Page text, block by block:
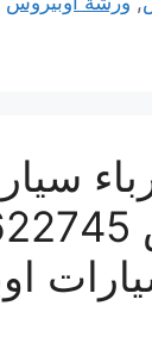
اوبيروس